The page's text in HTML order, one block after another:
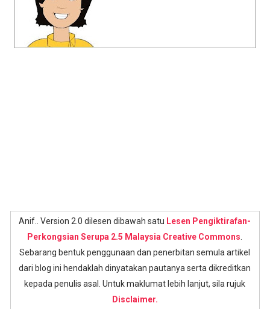
Anif.. Version 2.0 dilesen dibawah satu Lesen Pengiktirafan-
Perkongsian Serupa 2.5 Malaysia Creative Commons
Sebarang bentuk penggunaan dan penerbitan semula artikel
dari blog ini hendaklah dinyatakan pautanya serta dikreditkan
kepada penulis asal. Untuk maklumat lebih lanjut, sila rujuk
Disclaimer.